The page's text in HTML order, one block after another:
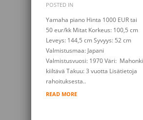
POSTED IN
Yamaha piano Hinta 1000 EUR tai
50 eur/kk Mitat Korkeus: 100,5 cm
Leveys: 144,5 cm Syvyys: 52 cm
Valmistusmaa: Japani
Valmistusvuosi: 1970 Väri: Mahonki
kiiltävä Takuu: 3 vuotta Lisätietoja
rahoituksesta..
READ MORE